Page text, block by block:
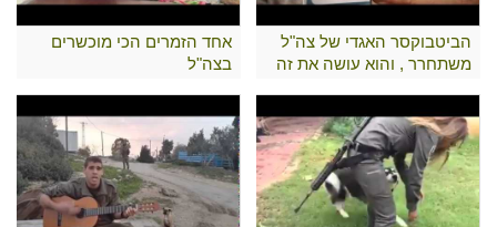
הביטבוקסר האגדי של צה"ל
משתחרר , והוא עושה את זה
אחד הזמרים הכי מוכשרים
בצה"ל